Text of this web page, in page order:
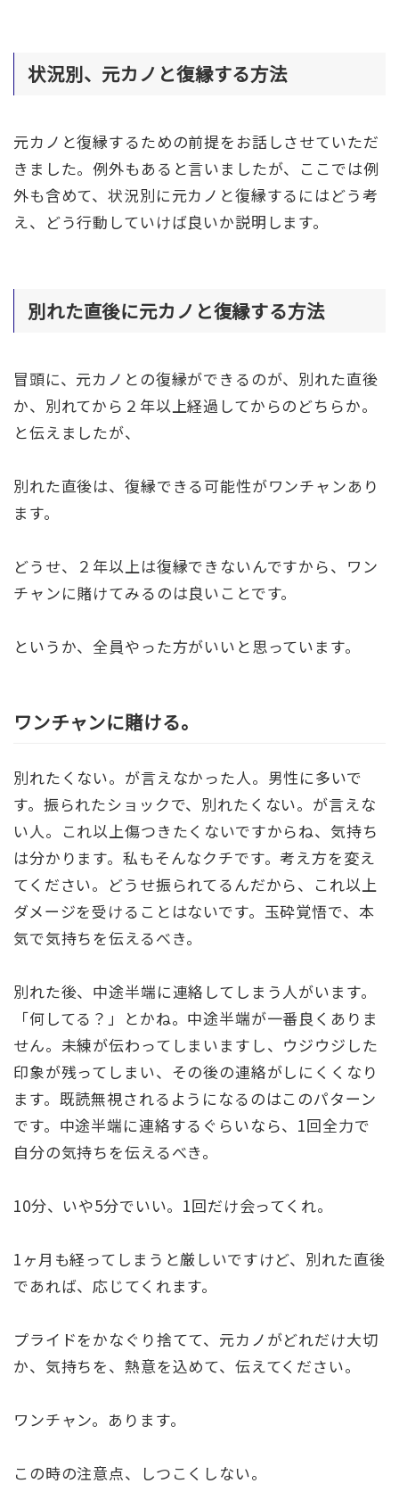
状況別、元カノと復縁する方法
元カノと復縁するための前提をお話しさせていただ
きました。例外もあると言いましたが、ここでは例
外も含めて、状況別に元カノと復縁するにはどう考
え、どう行動していけば良いか説明します。
別れた直後に元カノと復縁する方法
冒頭に、元カノとの復縁ができるのが、別れた直後
か、別れてから２年以上経過してからのどちらか。
と伝えましたが、
別れた直後は、復縁できる可能性がワンチャンあり
ます。
どうせ、２年以上は復縁できないんですから、ワン
チャンに賭けてみるのは良いことです。
というか、全員やった方がいいと思っています。
ワンチャンに賭ける。
別れたくない。が言えなかった人。男性に多いで
す。振られたショックで、別れたくない。が言えな
い人。これ以上傷つきたくないですからね、気持ち
は分かります。私もそんなクチです。考え方を変え
てください。どうせ振られてるんだから、これ以上
ダメージを受けることはないです。玉砕覚悟で、本
気で気持ちを伝えるべき。
別れた後、中途半端に連絡してしまう人がいます。
「何してる？」とかね。中途半端が一番良くありま
せん。未練が伝わってしまいますし、ウジウジした
印象が残ってしまい、その後の連絡がしにくくなり
ます。既読無視されるようになるのはこのパターン
です。中途半端に連絡するぐらいなら、1回全力で
自分の気持ちを伝えるべき。
10分、いや5分でいい。1回だけ会ってくれ。
1ヶ月も経ってしまうと厳しいですけど、別れた直後
であれば、応じてくれます。
プライドをかなぐり捨てて、元カノがどれだけ大切
か、気持ちを、熱意を込めて、伝えてください。
ワンチャン。あります。
この時の注意点、しつこくしない。